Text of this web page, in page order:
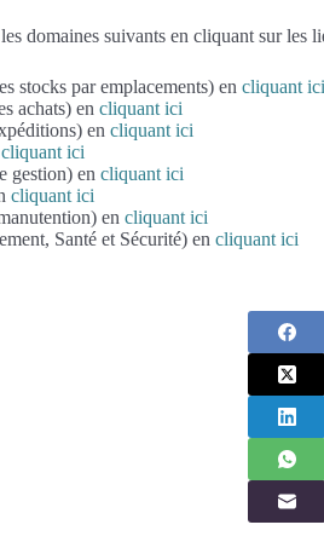
domaines suivants en cliquant sur les
stocks par emplacements) en cliquant ici
achats) en cliquant ici
en cliquant ici
cliquant ici
gestion) en cliquant ici
cliquant ici
en cliquant ici
Santé et Sécurité) en cliquant ici